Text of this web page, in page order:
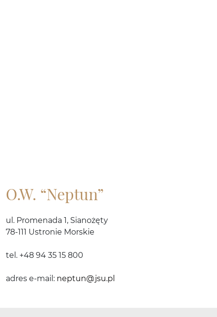
O.W. “Neptun”
ul. Promenada 1, Sianożęty
78-111 Ustronie Morskie
tel. +48 94 35 15 800
adres e-mail: neptun@jsu.pl